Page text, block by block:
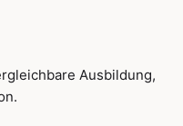
Ausbildung,